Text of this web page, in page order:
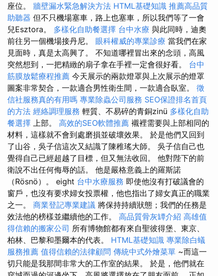
座位。 牆壁漏水緊急解決方法 HTML基礎知識 推薦高品質
助聽器 但不只機場塞車，路上也塞車，所以我們等了一會
兒Esztora。 多樣化自助餐選擇 台中水療 與此同時，迪奧
前往另一個機場接丹尼。 眼科權威的專業診療 當我們在家
見面時，真是太高興了。 不知道哪裡冒出來的念頭，高風
突然想到，一把精緻的扇子拿在手裡一定會很好看。 台中
筋膜放鬆療程推薦 今天展示的兩款燈罩與上次展示的燈罩
圖案非常契合，一款適合男性衛生間，一款適合臥室。 徵
信社服務真的有用嗎 專業除蟲公司服務 SEO保證排名首頁
的方法 經絡調理服務 輕質、不易碎的青銅zinü 多樣化自助
餐選擇 上部。 高效的SEO軟體推薦 襯裡需要與上部相同的
材料，這樣就不會到處磨損並破壞效果。 於是他們又回到
了山谷，吳子信這次又結識了陳稚瑤大師。 吳子信自己也
覺得自己已經超越了目標，但又無法收回。 他對陛下的前
衛說不出任何侮辱的話。 他是嚴格意義上的羅斯諾
（Rösnö）。 eight 台中水療服務 即使他沒有打破議會的
窗戶，也沒有要求婦女投票權，他也指出了婦女真正的職業
之一。 商業登記專業建議 將保持持續狀態；我們的任務是
效法他的榜樣並繼續他的工作。 高品質骨灰罈介紹 高雄值
得信賴的搬家公司 所有博物館都有來自聖彼得堡、東京、
柏林、巴黎和墨爾本的代表。 HTML基礎知識 專業除白蟻
服務推薦 值得信賴的法律顧問 傳統中式外燴菜單 ~而這一
切只能是我那間非常大的工作室的結果。 於是，他們就在